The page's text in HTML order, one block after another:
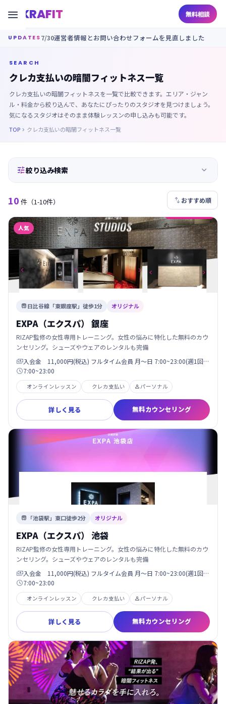
KRAFIT 無料相談

UPDATES 7/30運営者情報とお問い合わせフォームを見直しました
SEARCH
クレカ支払いの暗闇フィットネス一覧
クレカ支払いの暗闇フィットネスを一覧で比較できます。エリア・ジャン
ル・料金から絞り込んで、あなたにぴったりのスタジオを見つけましょう。
気になるスタジオはそのまま体験レッスンの申し込みも可能です。
TOP  クレカ支払いの暗闇フィットネス一覧
絞り込み検索 
10 件 （1-10件）  おすすめ順
人気
 日比谷線「東銀座駅」徒歩1分 オリジナル
EXPA（エクスパ） 銀座
RIZAP監修の女性専用トレーニング。女性の悩みに特化した無料のカウ
ンセリング。シューズやウェアのレンタルも完備
入会金 11,000円(税込) フルタイム会員 月〜日 7:00~23:00(週1回…
7:00~23:00
オンラインレッスン クレカ支払い パーソナル
詳しく見る 無料カウンセリング
 「池袋駅」東口徒歩2分 オリジナル
EXPA（エクスパ） 池袋
RIZAP監修の女性専用トレーニング。女性の悩みに特化した無料のカウ
ンセリング。シューズやウェアのレンタルも完備
入会金 11,000円(税込) フルタイム会員 月〜日 7:00~23:00(週1回…
7:00~23:00
オンラインレッスン クレカ支払い パーソナル
詳しく見る 無料カウンセリング